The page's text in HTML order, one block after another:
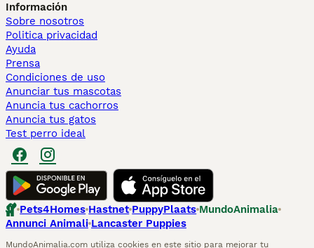
Información
Sobre nosotros
Politica privacidad
Ayuda
Prensa
Condiciones de uso
Anunciar tus mascotas
Anuncia tus cachorros
Anuncia tus gatos
Test perro ideal
Pets4Homes Hastnet PuppyPlaats MundoAnimalia
Annunci Animali Lancaster Puppies
MundoAnimalia.com utiliza cookies en este sitio para mejorar tu